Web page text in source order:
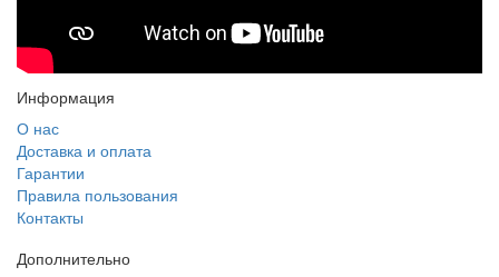
Информация
О нас
Доставка и оплата
Гарантии
Правила пользования
Контакты
Дополнительно